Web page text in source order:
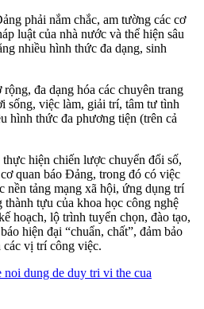
phải nắm chắc, am tường các cơ
luật của nhà nước và thể hiện sâu
nhiều hình thức đa dạng, sinh
đa dạng hóa các chuyên trang
sống, việc làm, giải trí, tâm tư tình
hình thức đa phương tiện (trên cả
hiện chiến lược chuyển đổi số,
quan báo Đảng, trong đó có việc
nền tảng mạng xã hội, ứng dụng trí
tựu của khoa học công nghệ
hoạch, lộ trình tuyển chọn, đào tạo,
hiện đại “chuẩn, chất”, đảm bảo
các vị trí công việc.